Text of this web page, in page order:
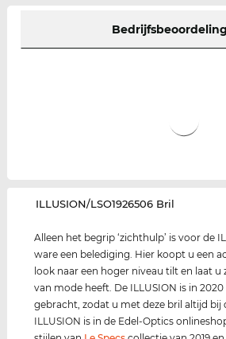
‌ILLUSION/LSO1926506 Bril
Alleen het begrip ‘zichthulp’ is voor de
ware een belediging. Hier koopt u een
look naar een hoger niveau tilt en laat u
van mode heeft. De ILLUSION is in
gebracht, zodat u met deze bril altijd bij
ILLUSION is in de Edel-Optics